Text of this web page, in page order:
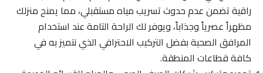
راقية تضمن عدم حدوث تسريب مياه مستقبلي، مما يمنح منزلك
مظهراً عصرياً وجذاباً، ويوفر لك الراحة التامة عند استخدام
المرافق الصحية بفضل التركيب الاحترافي الذي نتميز به في
كافة قطاعات المنطقة.